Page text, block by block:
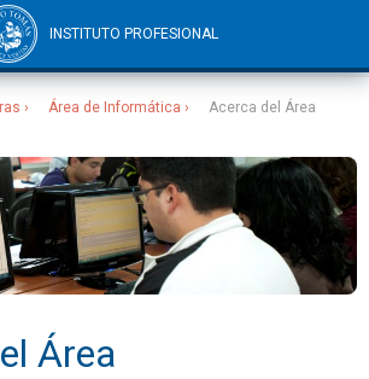
INSTITUTO PROFESIONAL
Área de Informática Acerca del Área
Área